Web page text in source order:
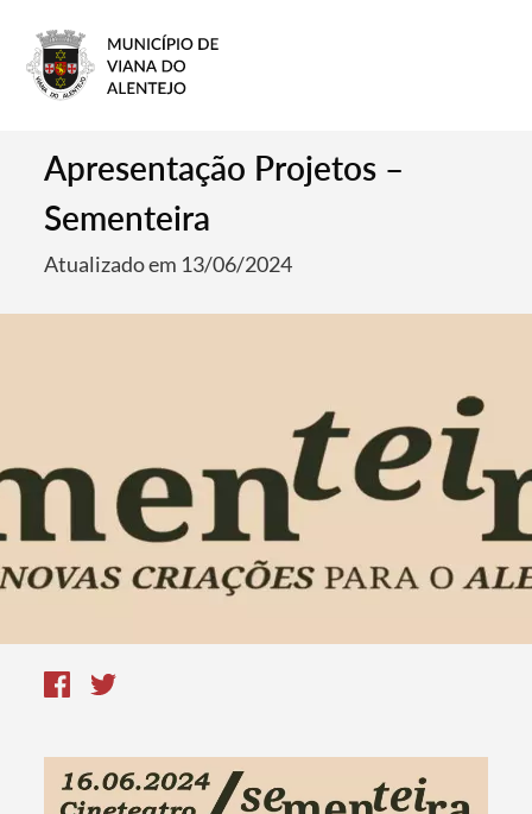
Apresentação Projetos –
Sementeira
Atualizado em 13/06/2024